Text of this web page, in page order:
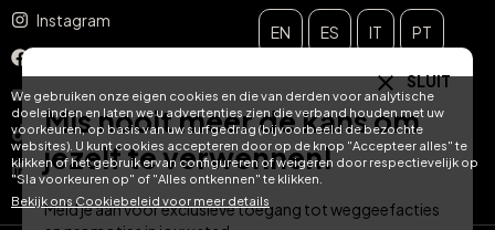
We gebruiken onze eigen cookies en die van derden voor analytische
doeleinden en laten we u advertenties zien die verband houden met uw
voorkeuren, op basis van uw surfgedrag (bijvoorbeeld de bezochte
websites). U kunt cookies accepteren door op de knop "Accepteer alles" te
klikken of het gebruik ervan configureren of weigeren door respectievelijk op
"Sla voorkeuren op" of "Alles ontkennen" te klikken.
Bekijk ons ​​Cookiebeleid voor meer details
Instagram
YouTube
TikTok
LinkedIn
EN ES IT PT
NL SLUIT
Mis nooit meer de kans om
jezelf te verwennen!
Meld je aan voor exclusieve toegang tot weggeefacties